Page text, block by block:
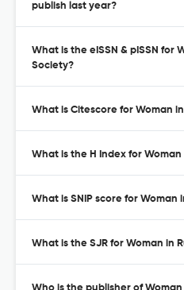
publish last year?
What is the eISSN & pISSN for
Society?
What is Citescore for Woman
What is the H Index for Woman
What is SNIP score for Woman
What is the SJR for Woman in